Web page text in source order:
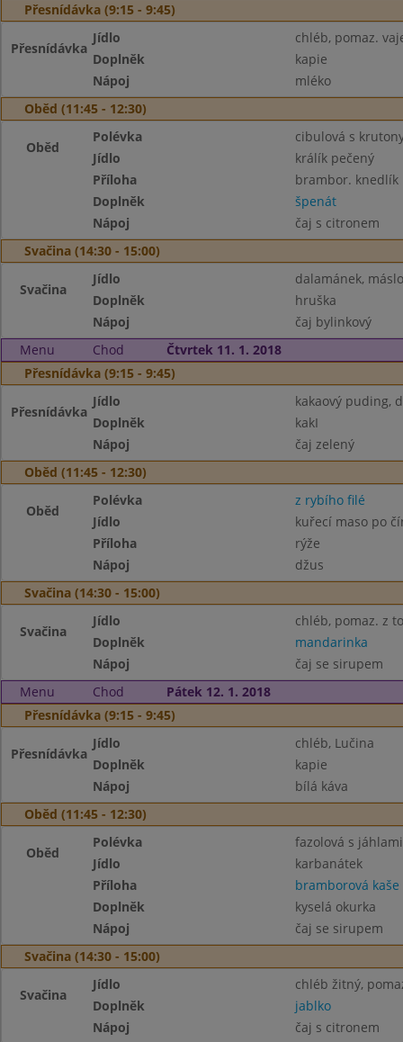
Přesnídávka (9:15 - 9:45)
Přesnídávka
Jídlo
chléb, pomaz.
Doplněk
kapie
Nápoj
mléko
Oběd (11:45 - 12:30)
Oběd
Polévka
cibulová s
Jídlo
králík pečený
Příloha
brambor. knedlík
Doplněk
špenát
Nápoj
čaj s citronem
Svačina (14:30 - 15:00)
Svačina
Jídlo
dalamánek, máslo
Doplněk
hruška
Nápoj
čaj bylinkový
Menu
Chod
Čtvrtek 11. 1. 2018
Přesnídávka (9:15 - 9:45)
Přesnídávka
Jídlo
kakaový puding,
Doplněk
kakI
Nápoj
čaj zelený
Oběd (11:45 - 12:30)
Oběd
Polévka
z rybího filé
Jídlo
kuřecí maso po
Příloha
rýže
Nápoj
džus
Svačina (14:30 - 15:00)
Svačina
Jídlo
chléb, pomaz. z
Doplněk
mandarinka
Nápoj
čaj se sirupem
Menu
Chod
Pátek 12. 1. 2018
Přesnídávka (9:15 - 9:45)
Přesnídávka
Jídlo
chléb, Lučina
Doplněk
kapie
Nápoj
bílá káva
Oběd (11:45 - 12:30)
Oběd
Polévka
fazolová s jáhlami
Jídlo
karbanátek
Příloha
bramborová kaše
Doplněk
kyselá okurka
Nápoj
čaj se sirupem
Svačina (14:30 - 15:00)
Svačina
Jídlo
chléb žitný,
Doplněk
jablko
Nápoj
čaj s citronem